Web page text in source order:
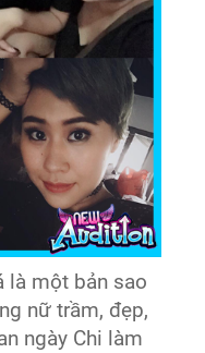
là một bản sao
nữ trầm, đẹp,
ngày Chi làm